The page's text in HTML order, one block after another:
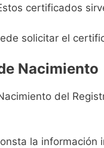
certificados
solicitar el
Nacimiento
del
la información